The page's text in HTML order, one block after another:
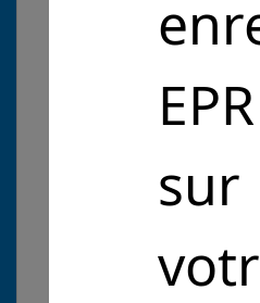
formations dans le
Problématique :
Entrepreneurs
Intérêt Général
numérique
Développer
EPR
sur